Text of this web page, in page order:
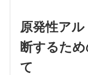
原発性ア
断するた
て